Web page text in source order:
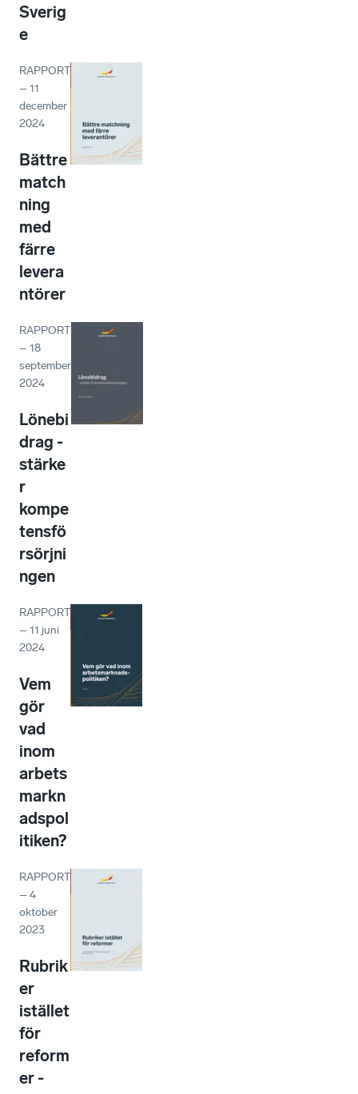
Sverig
e
RAPPORT
–11
december
2024
Bättre
match
ning
med
färre
levera
ntörer
RAPPORT
–18
september
2024
Lönebi
drag -
stärke
r
kompe
tensfö
rsörjni
ngen
RAPPORT
–11 juni
2024
Vem
gör
vad
inom
arbets
markn
adspol
itiken?
RAPPORT
–4
oktober
2023
Rubrik
er
istället
för
reform
er -